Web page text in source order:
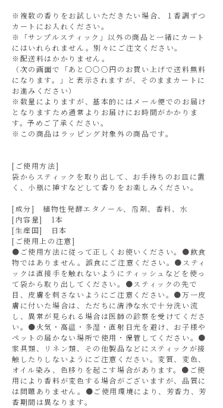
※複数の香りをお試しいただきたい場合、１香調ずつ
カートにお入れください。
※「サンプルスティック」以外の商品と一緒にカート
にはいれられません。別々にご注文ください。
※配送料はかかりません。
（次の画面で「あと○○○円のお買い上げで送料無料
になります。」と表示されますが、そのままカートに
お進みください）
※数量によりますが、基本的にはメール便でのお届け
となりますため通常よりお届けにお時間がかかりま
す。予めご了承ください。
※この商品はラッピング対象外の商品です。
[ご使用方法]
袋からスティックを取り出して、お手持ちのお皿に置
く、小瓶に挿すなどして香りをお楽しみください。
[成分] 植物性発酵エタノール、溶剤、香料、水
[内容量] 1本
[生産国] 日本
[ご使用上の注意]
●ご使用方法に従って正しくお使いください。●飲食
物ではありません。誤食にご注意ください。●スティ
ックは直接手を触れないようにティッシュなどを使っ
て袋から取り出してください。●スティックの先で
目、皮膚を刺さないようにご注意ください。●万一皮
膚に付いた場合は、ただちに清浄な水で十分洗い流
し、異常が見られる場合は医師の診察を受けてくださ
い。●火気・高温・多湿・直射日光を避け、お子様や
ペットの届かない場所で使用・保管してください。●
家具類、リネン類、その他製品などにスティックが接
触したりしないようにご注意ください。変質、変色、
オイル染み、色移りを起こす場合があります。●ご使
用により香料が変色する場合がございますが、品質に
は問題ありません。●ご使用環境により、芳香力、芳
香期間は異なります。